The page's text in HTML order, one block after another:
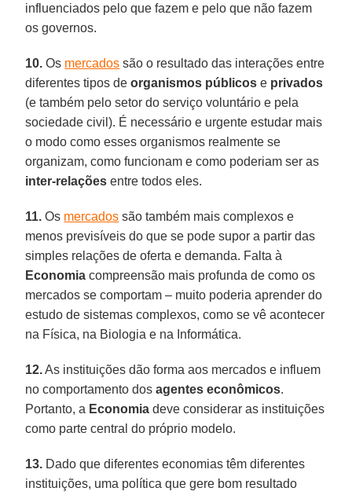
influenciados pelo que fazem e pelo que não fazem
os governos.
10. Os mercados são o resultado das interações entre
diferentes tipos deorganismos públicos e privados
(e também pelo setor do serviço voluntário e pela
sociedade civil). É necessário e urgente estudar mais
o modo como esses organismos realmente se
organizam, como funcionam e como poderiam ser as
inter-relações entre todos eles.
11. Os mercados são também mais complexos e
menos previsíveis do que se pode supor a partir das
simples relações de oferta e demanda. Falta à
Economia compreensão mais profunda de como os
mercados se comportam – muito poderia aprender do
estudo de sistemas complexos, como se vê acontecer
na Física, na Biologia e na Informática.
12.As instituições dão forma aos mercados e influem
no comportamento dosagentes econômicos.
Portanto, a Economia deve considerar as instituições
como parte central do próprio modelo.
13. Dado que diferentes economias têm diferentes
instituições, uma política que gere bom resultado